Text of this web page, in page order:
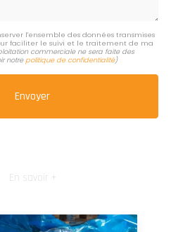
l'ensemble des données transmises
faciliter le suivi et le traitement de ma
commerciale ne sera faite des
notrepolitique de confidentialité)
En savoir +